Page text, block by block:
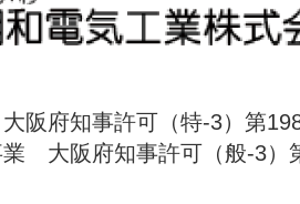
阪府知事許可（特-3）第
業 大阪府知事許可（般-3）